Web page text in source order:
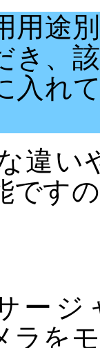
用途
き、
入れ
違い
です
ージ
ラを